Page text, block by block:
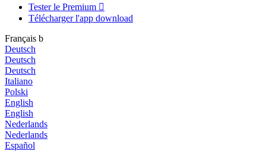
Tester le Premium 
Télécharger l'app download
Français b
Deutsch
Deutsch
Deutsch
Italiano
Polski
English
English
Nederlands
Nederlands
Español